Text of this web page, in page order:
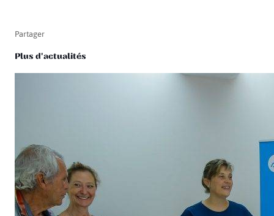
Partager
Plus d'actualités